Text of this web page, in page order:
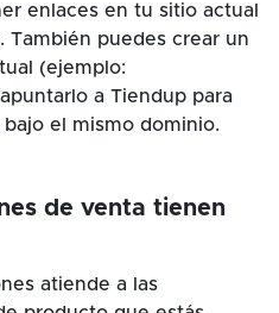
enlaces en tu sitio actual
puedes crear un
(ejemplo:
a Tiendup para
el mismo dominio.
de venta tienen
atiende a las